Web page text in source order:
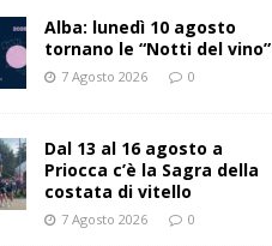
Alba: lunedì 10 agosto
tornano le “Notti del vino”
7 Agosto 2026 0
Dal 13 al 16 agosto a
Priocca c’è la Sagra della
costata di vitello
7 Agosto 2026 0